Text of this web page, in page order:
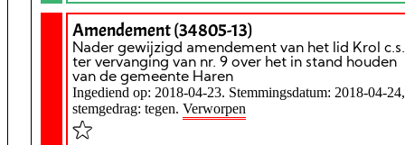
Amendement (34805-13)
Nader gewijzigd amendement van het lid Krol c.s.
ter vervanging van nr. 9 over het in stand houden
van de gemeente Haren
Ingediend op: 2018-04-23. Stemmingsdatum: 2018-04-24,
stemgedrag: tegen. Verworpen